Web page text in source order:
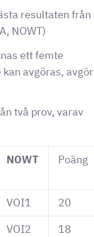
resultaten från
NOWT)
ett femte
avgöras, avgör
två prov, varav
NOWT Poäng
VOI1
20
VOI2
18